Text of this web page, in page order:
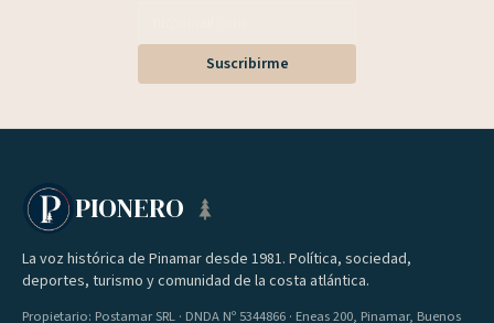
Suscribirme
PIONERO
La voz histórica de Pinamar desde 1981. Política, sociedad,
deportes, turismo y comunidad de la costa atlántica.
Propietario: Postamar SRL · DNDA Nº 5344866 · Eneas 200, Pinamar, Buenos